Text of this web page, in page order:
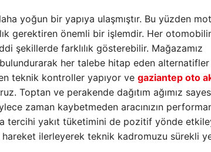
yoğun bir yapıya ulaşmıştır. Bu yüzden
gerektiren önemli bir işlemdir. Her
şekillerde farklılık gösterebilir. Mağazamız
her talebe hitap eden alternatifler
teknik kontroller yapıyor ve gaziantep oto
Toptan ve perakende dağıtım ağımız
zaman kaybetmeden aracınızın
tercihi yakıt tüketimini de pozitif yönde
ilerleyerek teknik kadromuzu sürekli